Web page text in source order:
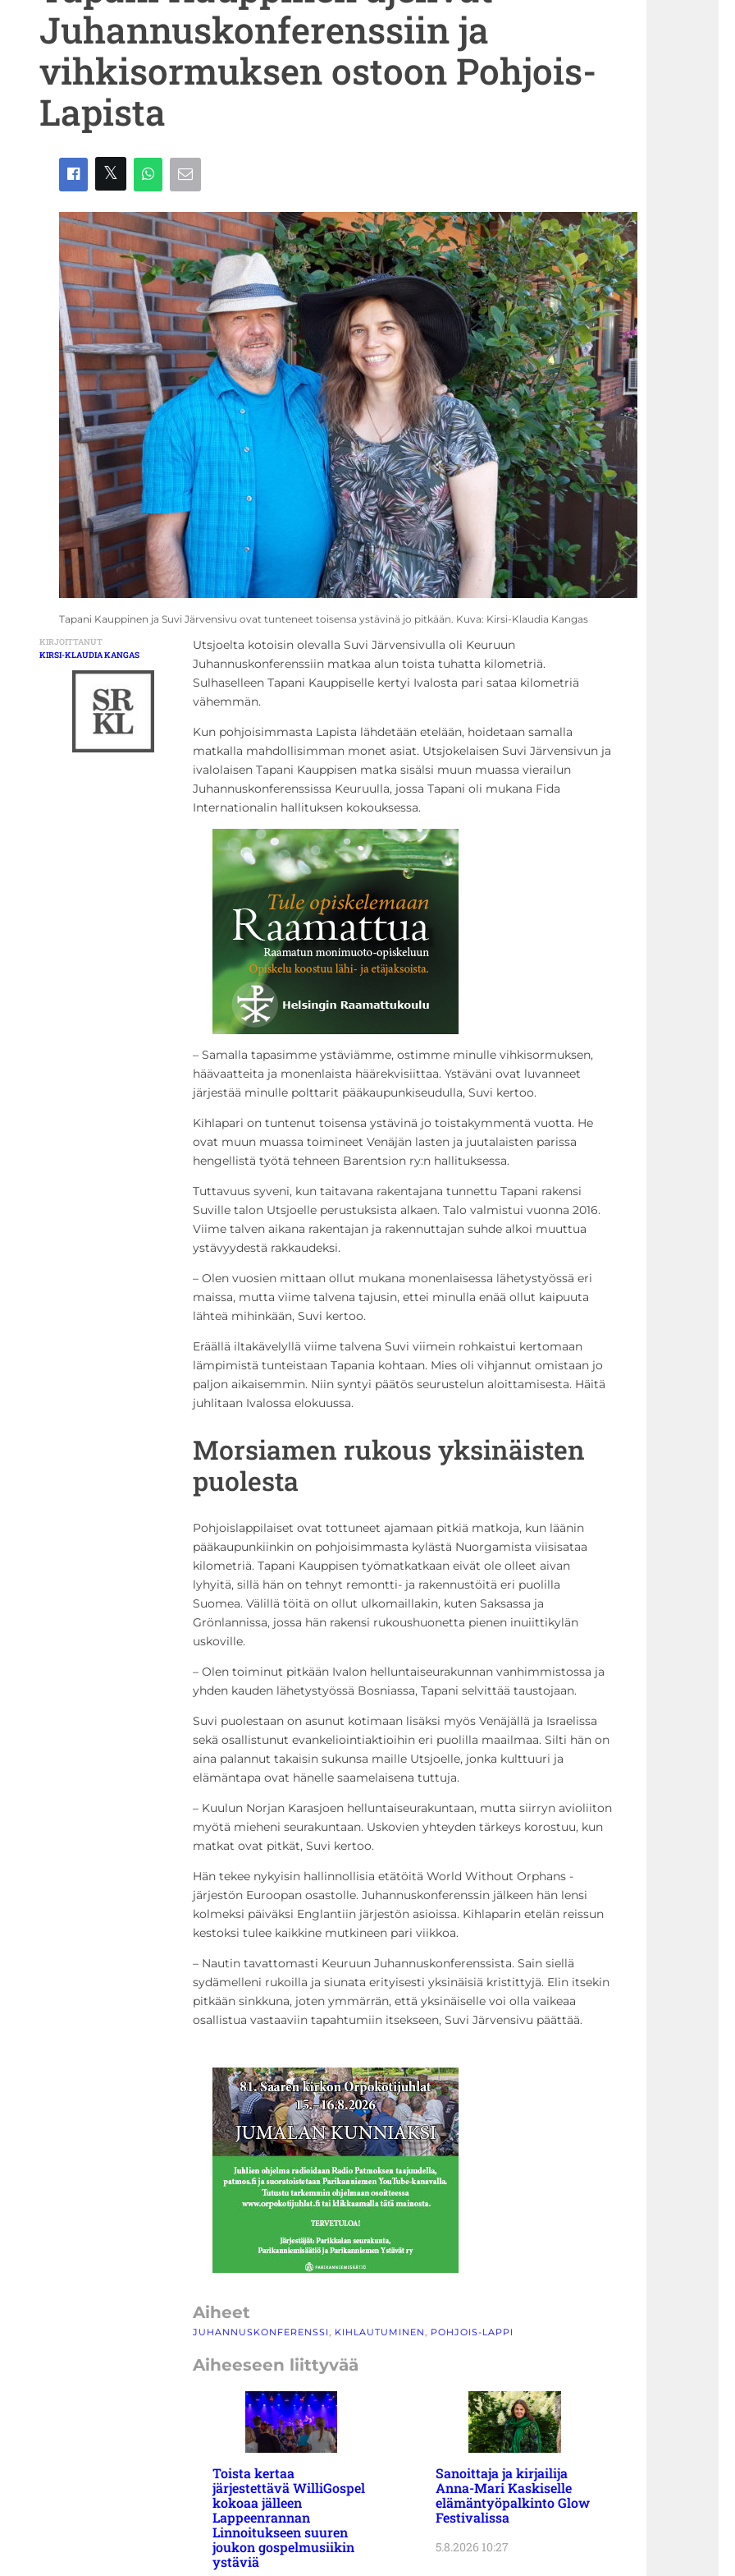
Juhannuskonferenssiin ja
vihkisormuksen ostoon Pohjois-
Lapista
Tapani Kauppinen ja Suvi Järvensivu ovat tunteneet toisensa ystävinä jo pitkään. Kuva: Kirsi-Klaudia Kangas
KIRJOITTANUT
KIRSI-KLAUDIA KANGAS
Utsjoelta kotoisin olevalla Suvi Järvensivulla oli Keuruun
Juhannuskonferenssiin matkaa alun toista tuhatta kilometriä.
Sulhaselleen Tapani Kauppiselle kertyi Ivalosta pari sataa kilometriä
vähemmän.
Kun pohjoisimmasta Lapista lähdetään etelään, hoidetaan samalla
matkalla mahdollisimman monet asiat. Utsjokelaisen Suvi Järvensivun ja
ivalolaisen Tapani Kauppisen matka sisälsi muun muassa vierailun
Juhannuskonferenssissa Keuruulla, jossa Tapani oli mukana Fida
Internationalin hallituksen kokouksessa.
– Samalla tapasimme ystäviämme, ostimme minulle vihkisormuksen,
häävaatteita ja monenlaista häärekvisiittaa. Ystäväni ovat luvanneet
järjestää minulle polttarit pääkaupunkiseudulla, Suvi kertoo.
Kihlapari on tuntenut toisensa ystävinä jo toistakymmentä vuotta. He
ovat muun muassa toimineet Venäjän lasten ja juutalaisten parissa
hengellistä työtä tehneen Barentsion ry:n hallituksessa.
Tuttavuus syveni, kun taitavana rakentajana tunnettu Tapani rakensi
Suville talon Utsjoelle perustuksista alkaen. Talo valmistui vuonna 2016.
Viime talven aikana rakentajan ja rakennuttajan suhde alkoi muuttua
ystävyydestä rakkaudeksi.
– Olen vuosien mittaan ollut mukana monenlaisessa lähetystyössä eri
maissa, mutta viime talvena tajusin, ettei minulla enää ollut kaipuuta
lähteä mihinkään, Suvi kertoo.
Eräällä iltakävelyllä viime talvena Suvi viimein rohkaistui kertomaan
lämpimistä tunteistaan Tapania kohtaan. Mies oli vihjannut omistaan jo
paljon aikaisemmin. Niin syntyi päätös seurustelun aloittamisesta. Häitä
juhlitaan Ivalossa elokuussa.
Morsiamen rukous yksinäisten
puolesta
Pohjoislappilaiset ovat tottuneet ajamaan pitkiä matkoja, kun läänin
pääkaupunkiinkin on pohjoisimmasta kylästä Nuorgamista viisisataa
kilometriä. Tapani Kauppisen työmatkatkaan eivät ole olleet aivan
lyhyitä, sillä hän on tehnyt remontti- ja rakennustöitä eri puolilla
Suomea. Välillä töitä on ollut ulkomaillakin, kuten Saksassa ja
Grönlannissa, jossa hän rakensi rukoushuonetta pienen inuiittikylän
uskoville.
– Olen toiminut pitkään Ivalon helluntaiseurakunnan vanhimmistossa ja
yhden kauden lähetystyössä Bosniassa, Tapani selvittää taustojaan.
Suvi puolestaan on asunut kotimaan lisäksi myös Venäjällä ja Israelissa
sekä osallistunut evankeliointiaktioihin eri puolilla maailmaa. Silti hän on
aina palannut takaisin sukunsa maille Utsjoelle, jonka kulttuuri ja
elämäntapa ovat hänelle saamelaisena tuttuja.
– Kuulun Norjan Karasjoen helluntaiseurakuntaan, mutta siirryn avioliiton
myötä mieheni seurakuntaan. Uskovien yhteyden tärkeys korostuu, kun
matkat ovat pitkät, Suvi kertoo.
Hän tekee nykyisin hallinnollisia etätöitä World Without Orphans -
järjestön Euroopan osastolle. Juhannuskonferenssin jälkeen hän lensi
kolmeksi päiväksi Englantiin järjestön asioissa. Kihlaparin etelän reissun
kestoksi tulee kaikkine mutkineen pari viikkoa.
– Nautin tavattomasti Keuruun Juhannuskonferenssista. Sain siellä
sydämelleni rukoilla ja siunata erityisesti yksinäisiä kristittyjä. Elin itsekin
pitkään sinkkuna, joten ymmärrän, että yksinäiselle voi olla vaikeaa
osallistua vastaaviin tapahtumiin itsekseen, Suvi Järvensivu päättää.
Aiheet
JUHANNUSKONFERENSSI KIHLAUTUMINEN POHJOIS-LAPPI
Aiheeseen liittyvää
Toista kertaa
järjestettävä WilliGospel
kokoaa jälleen
Lappeenrannan
Linnoitukseen suuren
joukon gospelmusiikin
ystäviä
Sanoittaja ja kirjailija
Anna-Mari Kaskiselle
elämäntyöpalkinto Glow
Festivalissa
5.8.2026 10:27